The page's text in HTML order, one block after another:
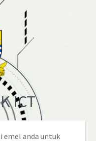
ICT
emel anda untuk